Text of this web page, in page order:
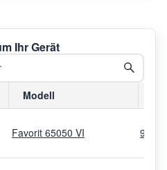
Ihr Gerät
Modell
Favorit 65050 VI